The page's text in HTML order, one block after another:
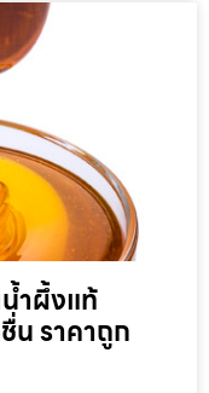
ำผึ้งแท้
น ราคาถูก